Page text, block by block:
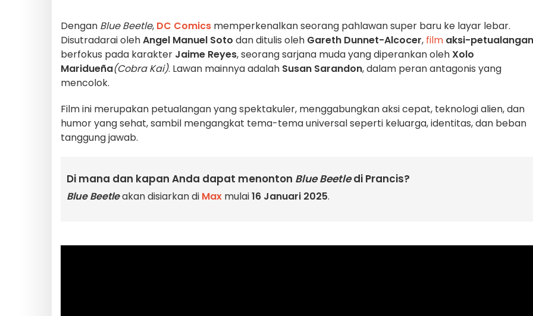
Dengan Blue Beetle, DC Comics memperkenalkan seorang pahlawan super baru ke layar lebar.
Disutradarai olehAngel Manuel Soto dan ditulis oleh Gareth Dunnet-Alcocer, film aksi-petualangan
berfokus pada karakter Jaime Reyes, seorang sarjana muda yang diperankan olehXolo
Maridueña(Cobra Kai). Lawan mainnya adalah Susan Sarandon, dalam peran antagonis yang
mencolok.
Film ini merupakan petualangan yang spektakuler, menggabungkan aksi cepat, teknologi alien, dan
humor yang sehat, sambil mengangkat tema-tema universal seperti keluarga, identitas, dan beban
tanggung jawab.
Di mana dan kapan Anda dapat menonton Blue Beetledi Prancis?
Blue Beetleakan disiarkan di Max mulai16 Januari 2025.